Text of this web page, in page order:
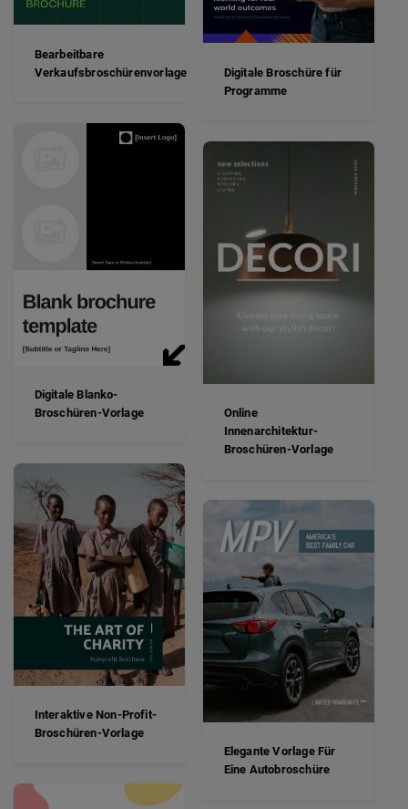
Bearbeitbare
Verkaufsbroschürenvorlage
Digitale Broschüre für
Programme
Digitale Blanko-
Broschüren-Vorlage
Online
Innenarchitektur-
Broschüren-Vorlage
Interaktive Non-Profit-
Broschüren-Vorlage
Elegante Vorlage Für
Eine Autobroschüre